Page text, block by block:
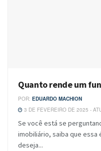
Quanto rende um
POR: EDUARDO MACHION
3 DE FEVEREIRO DE 2025 -
Se você está se
imobiliário, saiba que essa
deseja...